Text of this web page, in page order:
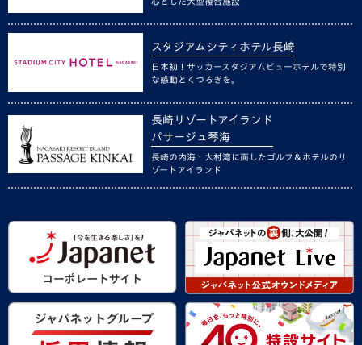
スタジアムシティホテル長崎
日本初！サッカースタジアムビューホテルで特別
な感動とくつろぎを。
長崎リゾートアイランド
パサージュ琴海
長崎の内海・大村湾に面したゴルフ＆ホテルのリ
ゾートアイランド